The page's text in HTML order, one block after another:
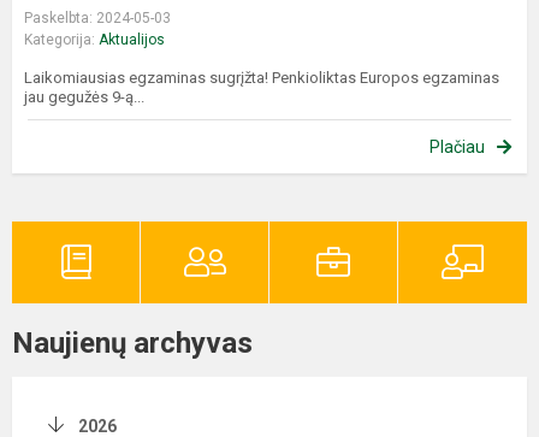
Paskelbta: 2024-05-03
Kategorija: Aktualijos
Laikomiausias egzaminas sugrįžta! Penkioliktas Europos egzaminas
jau gegužės 9-ą...
Plačiau
Naujienų archyvas
2026